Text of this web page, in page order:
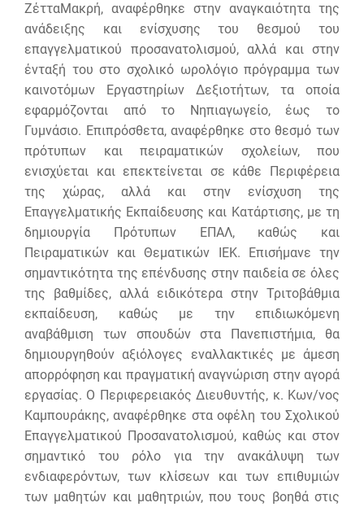
ΖέτταΜακρή, αναφέρθηκε στην αναγκαιότητα της
ανάδειξης και ενίσχυσης του θεσμού του
επαγγελματικού προσανατολισμού, αλλά και στην
ένταξή του στο σχολικό ωρολόγιο πρόγραμμα των
καινοτόμων Εργαστηρίων Δεξιοτήτων, τα οποία
εφαρμόζονται από το Νηπιαγωγείο, έως το
Γυμνάσιο. Επιπρόσθετα, αναφέρθηκε στο θεσμό των
πρότυπων και πειραματικών σχολείων, που
ενισχύεται και επεκτείνεται σε κάθε Περιφέρεια
της χώρας, αλλά και στην ενίσχυση της
Επαγγελματικής Εκπαίδευσης και Κατάρτισης, με τη
δημιουργία Πρότυπων ΕΠΑΛ, καθώς και
Πειραματικών και Θεματικών ΙΕΚ. Επισήμανε την
σημαντικότητα της επένδυσης στην παιδεία σε όλες
της βαθμίδες, αλλά ειδικότερα στην Τριτοβάθμια
εκπαίδευση, καθώς με την επιδιωκόμενη
αναβάθμιση των σπουδών στα Πανεπιστήμια, θα
δημιουργηθούν αξιόλογες εναλλακτικές με άμεση
απορρόφηση και πραγματική αναγνώριση στην αγορά
εργασίας. Ο Περιφερειακός Διευθυντής, κ. Κων/νος
Καμπουράκης, αναφέρθηκε στα οφέλη του Σχολικού
Επαγγελματικού Προσανατολισμού, καθώς και στον
σημαντικό του ρόλο για την ανακάλυψη των
ενδιαφερόντων, των κλίσεων και των επιθυμιών
των μαθητών και μαθητριών, που τους βοηθά στις